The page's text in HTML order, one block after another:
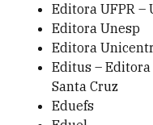
Editora UFPR –
Editora Unesp
Editora
Editus –
Santa Cruz
Eduefs